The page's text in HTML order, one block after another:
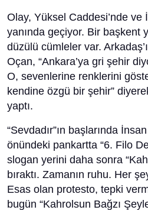
Olay, Yüksel Caddesi’nde ve
yanında geçiyor. Bir başkent
düzülü cümleler var.
Oçan, “Ankara’ya gri şehir
O, sevenlerine renklerini
kendine özgü bir şehir”
yaptı.
“Sevdadır”ın başlarında İnsan
önündeki pankartta “6. Filo
slogan yerini daha sonra
bıraktı. Zamanın ruhu. Her
Esas olan protesto, tepki
bugün “Kahrolsun Bağzı